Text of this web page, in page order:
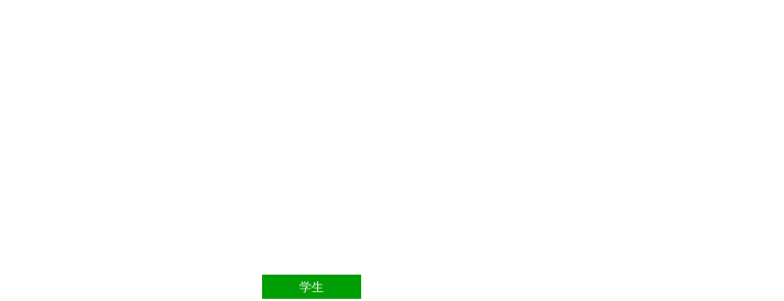
学生